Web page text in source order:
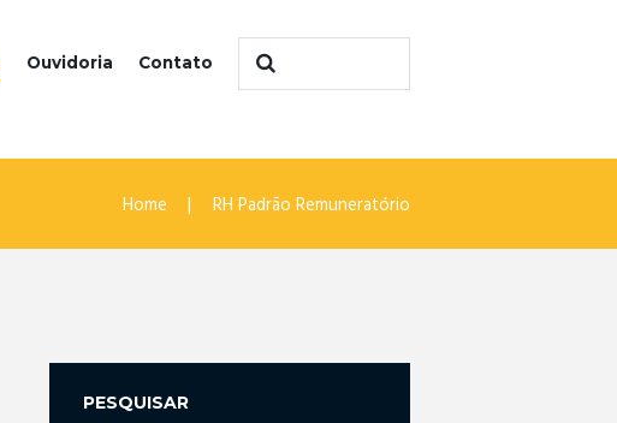
Ouvidoria Contato
Home RH Padrão Remuneratório
PESQUISAR